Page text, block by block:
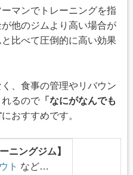
マンでトレーニングを指
他のジムより高い場合が
比べて圧倒的に高い効果
、食事の管理やリバウン
れるので 「なにがなんでも
におすすめです。
ニングジム】
ト など…